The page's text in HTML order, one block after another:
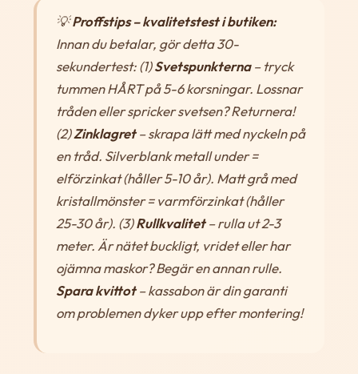
💡Proffstips – kvalitetstest i butiken:
Innan du betalar, gör detta 30-
sekundertest: (1)Svetspunkterna– tryck
tummen HÅRT på 5-6 korsningar. Lossnar
tråden eller spricker svetsen? Returnera!
(2)Zinklagret– skrapa lätt med nyckeln på
en tråd. Silverblank metall under =
elförzinkat (håller 5-10 år). Matt grå med
kristallmönster = varmförzinkat (håller
25-30 år). (3)Rullkvalitet– rulla ut 2-3
meter. Är nätet buckligt, vridet eller har
ojämna maskor? Begär en annan rulle.
Spara kvittot– kassabon är din garanti
om problemen dyker upp efter montering!